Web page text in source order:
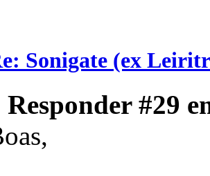
Sonigate (ex
Responder #29